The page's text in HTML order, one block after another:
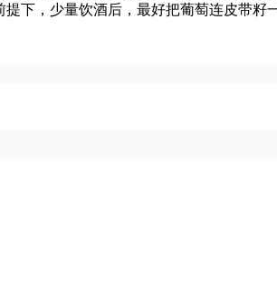
下，少量饮酒后，最好把葡萄连皮带籽